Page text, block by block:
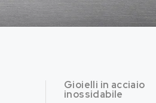
Gioielli in acciaio
inossidabile